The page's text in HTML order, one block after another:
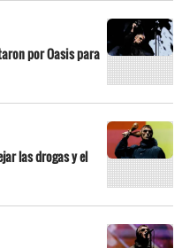
por Oasis para
las drogas y el